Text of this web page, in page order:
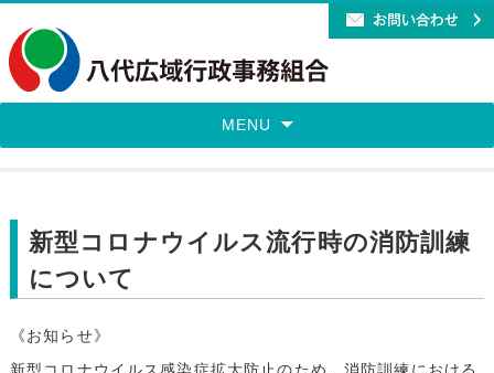
MENU
新型コロナウイルス流行時の消防訓練
について
《お知らせ》
新型コロナウイルス感染症拡大防止のため、消防訓練における